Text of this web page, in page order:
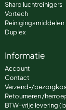
Sharp luchtreinigers
Vortech
Reinigingsmiddelen
Duplex
Informatie
Account
Contact
Verzend-/
Retourneren /
BTW-vrije levering (